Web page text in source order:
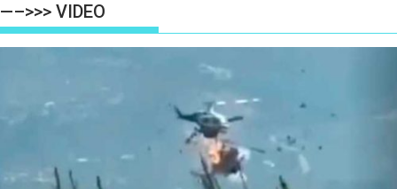
—–>>> VIDEO